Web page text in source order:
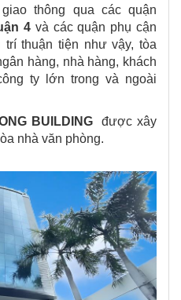
thông qua các quận
4và các quận phụ cận
thuận tiện như vậy, tòa
hàng, nhà hàng, khách
ty lớn trong và ngoài
BUILDINGđược xây
nhà văn phòng.